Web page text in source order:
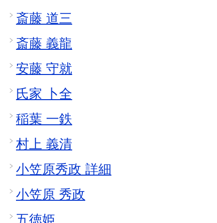
斎藤 道三
斎藤 義龍
安藤 守就
氏家 卜全
稲葉 一鉄
村上 義清
小笠原秀政 詳細
小笠原 秀政
五徳姫